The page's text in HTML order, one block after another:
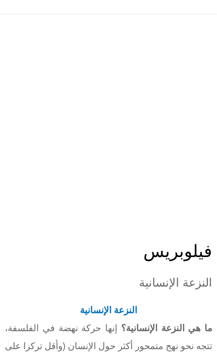
فيلوبريس
النزعة الإنسانية
النزعة الإنسانية
ما هي النزعة
الإنسانية؟ إنها حركة نهضة في الفلسفة،
تتجه نحو نهج متمحور أكثر حول الإنسان (وأقل تركزا على